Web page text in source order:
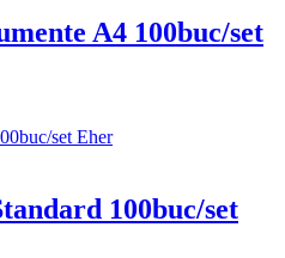
A4 100buc/set
100buc/set